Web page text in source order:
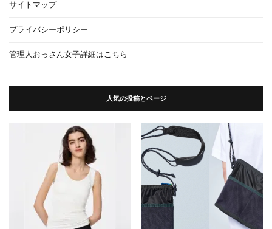
サイトマップ
プライバシーポリシー
管理人おっさん女子詳細はこちら
人気の投稿とページ